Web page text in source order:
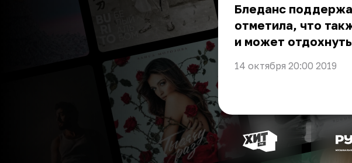
Бледанс
отметила, что
и может
14 октября 20:00 2019